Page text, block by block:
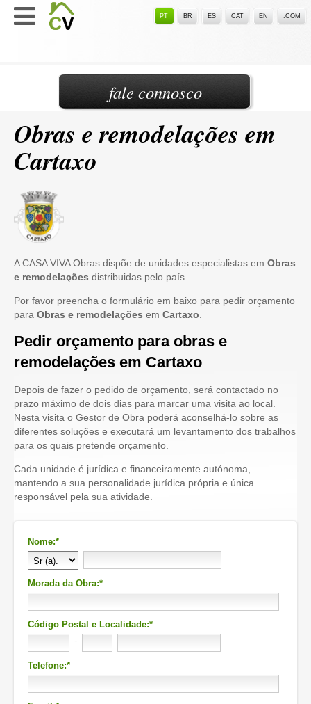
PT BR ES CAT EN .COM
Obras e remodelações em
Cartaxo
A CASA VIVA Obras dispõe de unidades especialistas em Obras
e remodelações distribuidas pelo país.
Por favor preencha o formulário em baixo para pedir orçamento
para Obras e remodelações em Cartaxo
Pedir orçamento para obras e
remodelações em Cartaxo
Depois de fazer o pedido de orçamento, será contactado no
prazo máximo de dois dias para marcar uma visita ao local.
Nesta visita o Gestor de Obra poderá aconselhá-lo sobre as
diferentes soluções e executará um levantamento dos trabalhos
para os quais pretende orçamento.
Cada unidade é jurídica e financeiramente autónoma,
mantendo a sua personalidade jurídica própria e única
responsável pela sua atividade.
Nome:*
Morada da Obra:*
Código Postal e Localidade:*
-
Telefone:*
fale connosco